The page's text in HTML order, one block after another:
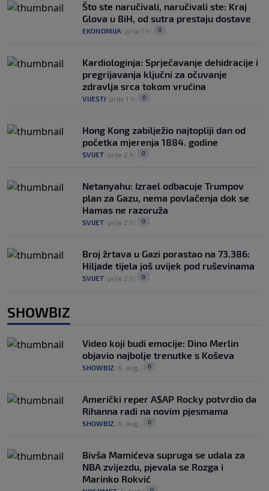
Što ste naručivali, naručivali ste: Kraj
Glova u BiH, od sutra prestaju dostave
EKONOMIJA prije 1 h 0
Kardiologinja: Sprječavanje dehidracije i
pregrijavanja ključni za očuvanje
zdravlja srca tokom vrućina
VIJESTI prije 1 h 0
Hong Kong zabilježio najtopliji dan od
početka mjerenja 1884. godine
SVIJET prije 2 h 0
Netanyahu: Izrael odbacuje Trumpov
plan za Gazu, nema povlačenja dok se
Hamas ne razoruža
SVIJET prije 2 h 0
Broj žrtava u Gazi porastao na 73.386:
Hiljade tijela još uvijek pod ruševinama
SVIJET prije 2 h 0
SHOWBIZ
Video koji budi emocije: Dino Merlin
objavio najbolje trenutke s Koševa
SHOWBIZ 6. aug. 0
Američki reper A$AP Rocky potvrdio da
Rihanna radi na novim pjesmama
SHOWBIZ 6. aug. 0
Bivša Mamićeva supruga se udala za
NBA zvijezdu, pjevala se Rozga i
Marinko Rokvić